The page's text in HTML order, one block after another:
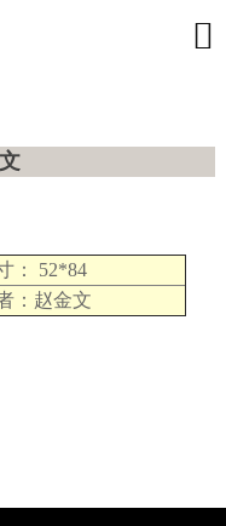

： 52*84
：赵金文